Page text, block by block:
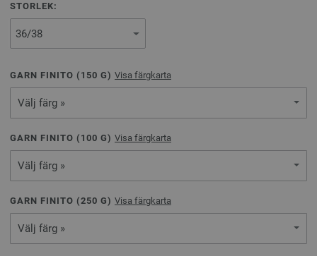
STORLEK:
GARN FINITO ( 150 G) Visa färgkarta
Välj färg »
GARN FINITO ( 100 G) Visa färgkarta
Välj färg »
GARN FINITO (250 G) Visa färgkarta
Välj färg »